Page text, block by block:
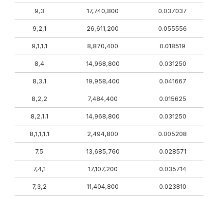
9,3 17,740,800 0.037037
9,2,1 26,611,200 0.055556
9,1,1,1 8,870,400 0.018519
8,4 14,968,800 0.031250
8,3,1 19,958,400 0.041667
8,2,2 7,484,400 0.015625
8,2,1,1 14,968,800 0.031250
8,1,1,1,1 2,494,800 0.005208
7.5 13,685,760 0.028571
7,4,1 17,107,200 0.035714
7,3,2 11,404,800 0.023810